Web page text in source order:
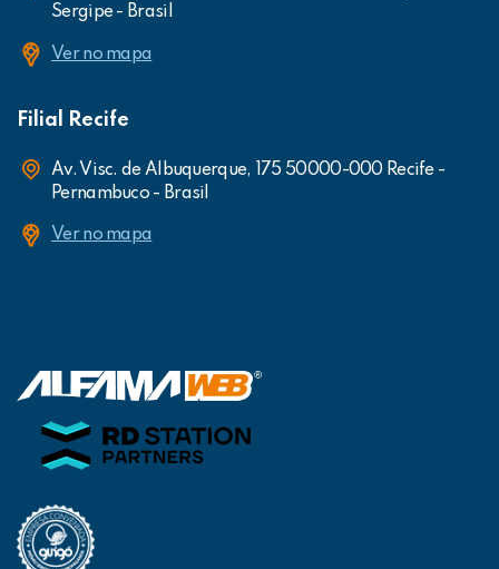
Sergipe - Brasil
Ver no mapa
Filial Recife
Av. Visc. de Albuquerque, 175 50000-000 Recife -
Pernambuco - Brasil
Ver no mapa